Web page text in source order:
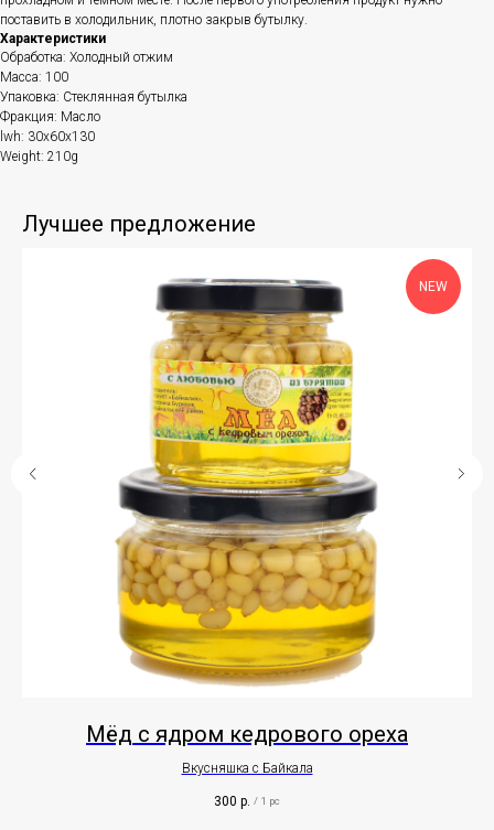
поставить в холодильник, плотно закрыв бутылку.
Характеристики
Обработка: Холодный отжим
Масса: 100
Упаковка: Стеклянная бутылка
Фракция: Масло
lwh: 30x60x130
Weight: 210g
Лучшее предложение
NEW
Мёд с ядром кедрового ореха
Вкусняшка с Байкала
300 р. / 1 pc